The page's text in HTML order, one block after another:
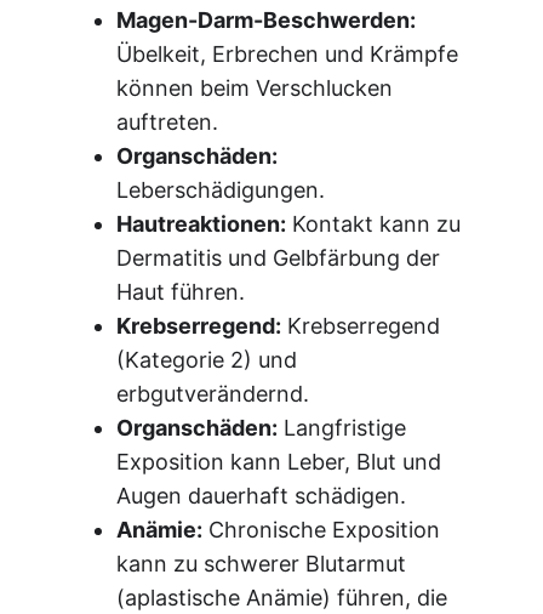
Magen-Darm-Beschwerden:
Übelkeit, Erbrechen und Krämpfe
können beim Verschlucken
auftreten.
Organschäden:
Leberschädigungen.
Hautreaktionen: Kontakt kann zu
Dermatitis und Gelbfärbung der
Haut führen.
Krebserregend: Krebserregend
(Kategorie 2) und
erbgutverändernd.
Organschäden: Langfristige
Exposition kann Leber, Blut und
Augen dauerhaft schädigen.
Anämie: Chronische Exposition
kann zu schwerer Blutarmut
(aplastische Anämie) führen, die